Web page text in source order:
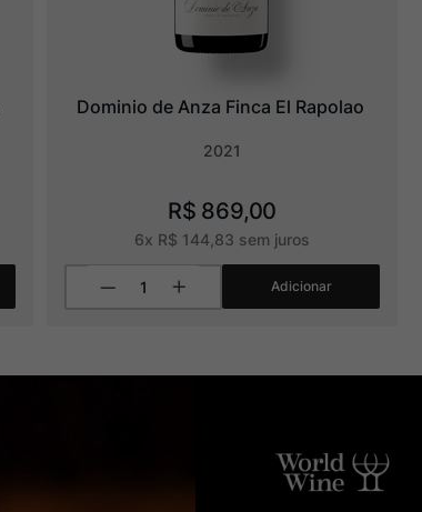
Dominio de Anza Finca El Rapolao
2021
R$ 869,00
6x R$ 144 83 sem juros
Adicionar